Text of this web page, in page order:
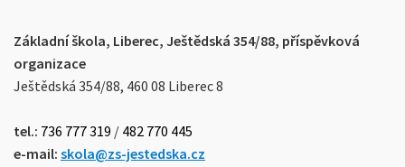
Základní škola, Liberec, Ještědská 354/88, příspěvková
organizace
Ještědská 354/88, 460 08 Liberec 8
tel.: 736 777 319 / 482 770 445
e-mail: skola@zs-jestedska.cz